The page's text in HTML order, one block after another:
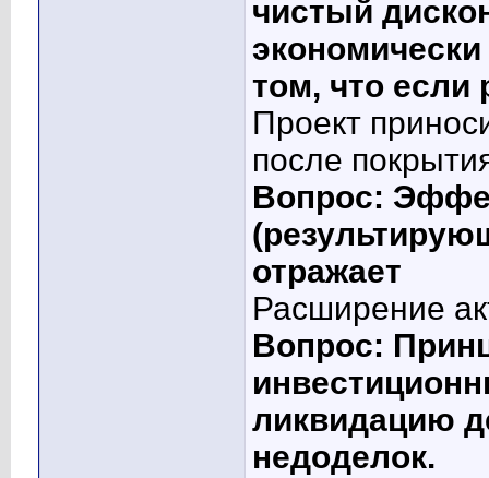
чистый
том, что если
Проект
после
Вопрос:
отражает
Расширение
Вопрос:
ликвидацию
недоделок.